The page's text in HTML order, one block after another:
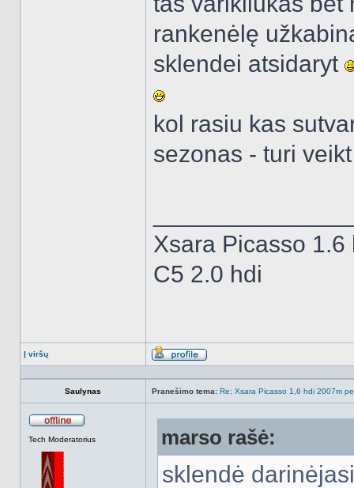
rankenėlę
sklendei atsidaryt
kol rasiu kas
sezonas - turi
Xsara Picasso 1.6
C5 2.0 hdi
Į viršų
Aprašymas
Saulynas Pranešimo tema: Re: Xsara Picasso 1,6 hdi 2007m
Tech Moderatorius
marso rašė:
sklendė